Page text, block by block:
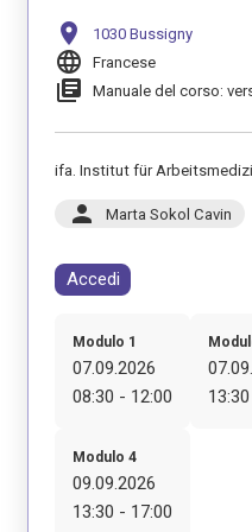
location_on 1030 Bussigny
language Francese
library_books Manuale del corso:
ifa. Institut für
person Marta Sokol Cavin
Accedi
Modulo 1
07.09.2026
08:30 - 12:00
Modulo 4
09.09.2026
13:30 - 17:00